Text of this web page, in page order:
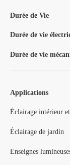
Durée de Vie
Durée de vie
Durée de vie
Applications
Éclairage intérieur
Éclairage de jardin
Enseignes